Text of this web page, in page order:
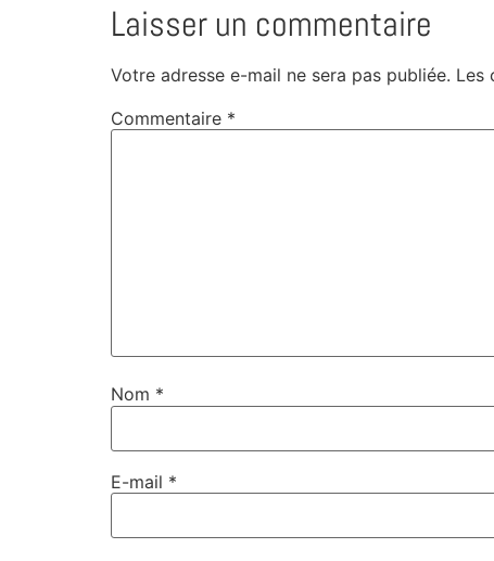
Laisser un commentaire
Votre adresse e-mail ne sera pas publiée. Les
Commentaire *
Nom *
E-mail *